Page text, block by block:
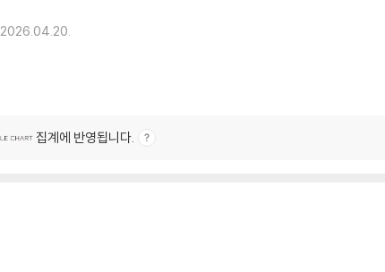
2026.04.20.
집계에 반영됩니다.